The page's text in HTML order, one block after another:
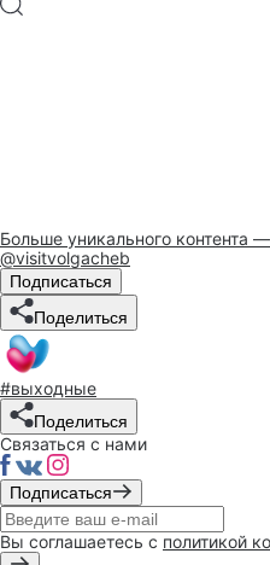
Больше уникального контента
@visitvolgacheb
Подписаться
Поделиться
#выходные
Поделиться
Связаться с нами
Подписаться
Вы соглашаетесь с политикой